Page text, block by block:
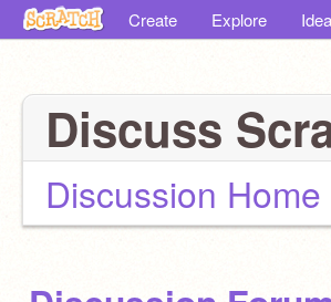
Create Explore
Discuss
Discussion Home